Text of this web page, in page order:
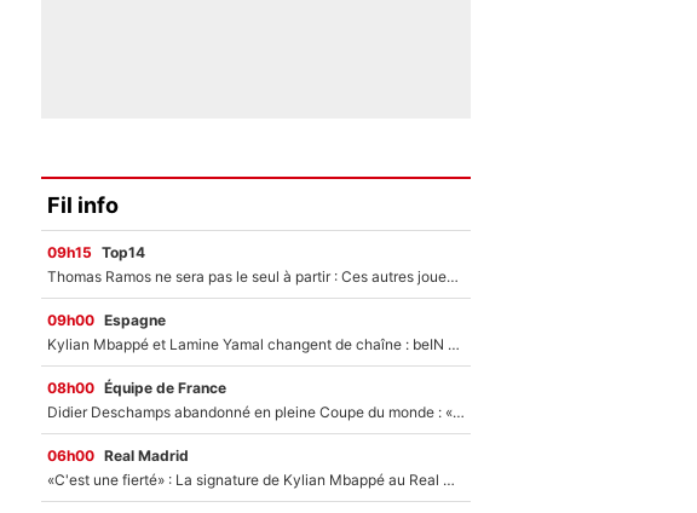
Fil info
09h15 Top14
Thomas Ramos ne sera pas le seul à partir : Ces autres joueurs du XV de France pourraient aussi quitter le Stade Toulousain, un club de Top 14 est déjà sur les rangs
09h00 Espagne
Kylian Mbappé et Lamine Yamal changent de chaîne : beIN SPORTS ne digère pas cette décision historique et prédit un fiasco pour la Liga
08h00 Équipe de France
Didier Deschamps abandonné en pleine Coupe du monde : «La FFF était déjà passée à Zinedine Zidane»
06h00 Real Madrid
«C'est une fierté» : La signature de Kylian Mbappé au Real Madrid continue de régaler l'Espagne